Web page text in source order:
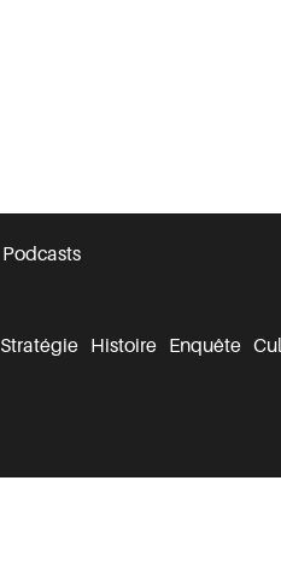
Podcasts
Stratégie Histoire Enquête